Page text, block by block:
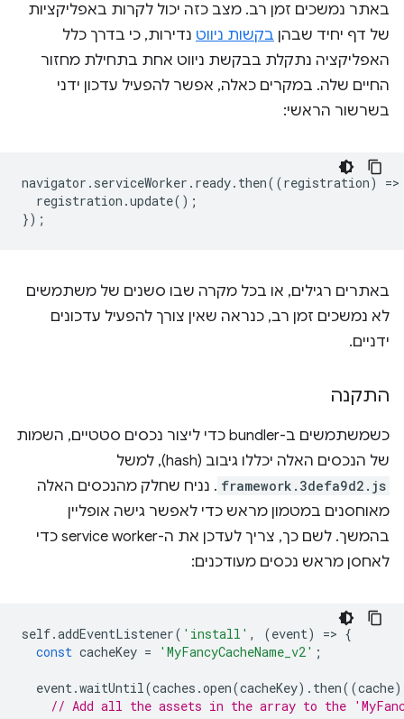
באתר נמשכים זמן רב. מצב כזה יכול לקרות באפליקציות
של דף יחיד שבהן בקשות ניווט נדירות, כי בדרך כלל
האפליקציה נתקלת בבקשת ניווט אחת בתחילת מחזור
החיים שלה. במקרים כאלה, אפשר להפעיל עדכון ידני
בשרשור הראשי:
navigator . serviceWorker . ready. then((registration) =>
registration .update();
});
באתרים רגילים, או בכל מקרה שבו סשנים של משתמשים
לא נמשכים זמן רב, כנראה שאין צורך להפעיל עדכונים
ידניים.
התקנה
כשמשתמשים ב-bundler כדי ליצור נכסים סטטיים, השמות
של הנכסים האלה יכללו גיבוב (hash), למשל
framework.3defa9d2.js . נניח שחלק מהנכסים האלה
מאוחסנים במטמון מראש כדי לאפשר גישה אופליין
בהמשך. לשם כך, צריך לעדכן את ה-service worker כדי
לאחסן מראש נכסים מעודכנים:
self.addEventListener( 'install' , (event) => {
const cacheKey = 'MyFancyCacheName_v2' ;
event.waitUntil(caches .open(cacheKey). then((cache)
// Add all the assets in the array to the